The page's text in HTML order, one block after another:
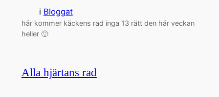
i Bloggat
här kommer käckens rad inga 13 rätt den här veckan
heller 🙂
Alla hjärtans rad